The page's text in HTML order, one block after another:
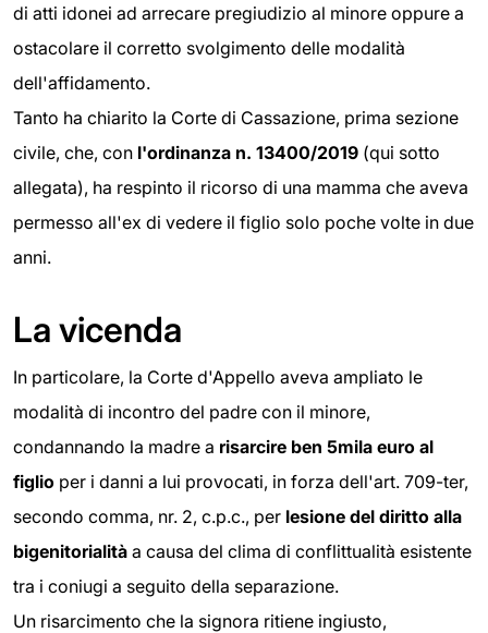
di atti idonei ad arrecare pregiudizio al minore oppure a
ostacolare il corretto svolgimento delle modalità
dell'affidamento.
Tanto ha chiarito la Corte di Cassazione, prima sezione
civile, che, con l'ordinanza n. 13400/2019 (qui sotto
allegata), ha respinto il ricorso di una mamma che aveva
permesso all'ex di vedere il figlio solo poche volte in due
anni.
La vicenda
In particolare, la Corte d'Appello aveva ampliato le
modalità di incontro del padre con il minore,
condannando la madre a risarcire ben 5mila euro al
figlio per i danni a lui provocati, in forza dell'art. 709-ter,
secondo comma, nr. 2, c.p.c., per lesione del diritto alla
bigenitorialità a causa del clima di conflittualità esistente
tra i coniugi a seguito della separazione.
Un risarcimento che la signora ritiene ingiusto,